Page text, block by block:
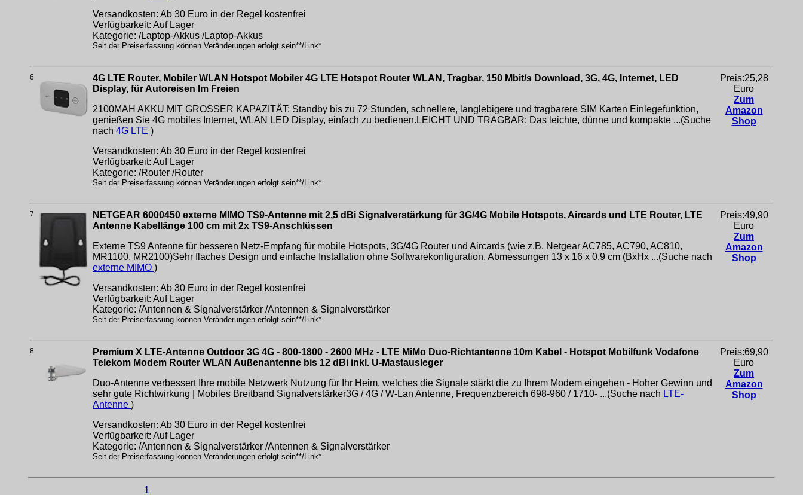
Versandkosten: Ab 30 Euro in der Regel kostenfrei
Verfügbarkeit: Auf Lager
Kategorie: /Laptop-Akkus /Laptop-Akkus
Seit der Preiserfassung können Veränderungen erfolgt sein**/Link*
6
4G LTE Router, Mobiler WLAN Hotspot Mobiler 4G LTE Hotspot Router WLAN, Tragbar, 150 Mbit/s Download, 3G, 4G, Internet, LED
Display, für Autoreisen Im Freien
2100MAH AKKU MIT GROSSER KAPAZITÄT: Standby bis zu 72 Stunden, schnellere, langlebigere und tragbarere SIM Karten Einlegefunktion,
genießen Sie 4G mobiles Internet, WLAN LED Display, einfach zu bedienen.LEICHT UND TRAGBAR: Das leichte, dünne und kompakte ...(Suche
nach 4G LTE )
Versandkosten: Ab 30 Euro in der Regel kostenfrei
Verfügbarkeit: Auf Lager
Kategorie: /Router /Router
Seit der Preiserfassung können Veränderungen erfolgt sein**/Link*
Preis:25,28
Euro
Zum
Amazon
Shop
7
NETGEAR 6000450 externe MIMO TS9-Antenne mit 2,5 dBi Signalverstärkung für 3G/4G Mobile Hotspots, Aircards und LTE Router, LTE
Antenne Kabellänge 100 cm mit 2x TS9-Anschlüssen
Externe TS9 Antenne für besseren Netz-Empfang für mobile Hotspots, 3G/4G Router und Aircards (wie z.B. Netgear AC785, AC790, AC810,
MR1100, MR2100)Sehr flaches Design und einfache Installation ohne Softwarekonfiguration, Abmessungen 13 x 16 x 0.9 cm (BxHx ...(Suche nach
externe MIMO )
Versandkosten: Ab 30 Euro in der Regel kostenfrei
Verfügbarkeit: Auf Lager
Kategorie: /Antennen & Signalverstärker /Antennen & Signalverstärker
Seit der Preiserfassung können Veränderungen erfolgt sein**/Link*
Preis:49,90
Euro
Zum
Amazon
Shop
8
Premium X LTE-Antenne Outdoor 3G 4G - 800-1800 - 2600 MHz - LTE MiMo Duo-Richtantenne 10m Kabel - Hotspot Mobilfunk Vodafone
Telekom Modem Router WLAN Außenantenne bis 12 dBi inkl. U-Mastausleger
Duo-Antenne verbessert Ihre mobile Netzwerk Nutzung für Ihr Heim, welches die Signale stärkt die zu Ihrem Modem eingehen - Hoher Gewinn und
sehr gute Richtwirkung | Mobiles Breitband Signalverstärker3G / 4G / W-Lan Antenne, Frequenzbereich 698-960 / 1710- ...(Suche nach LTE-
Antenne )
Versandkosten: Ab 30 Euro in der Regel kostenfrei
Verfügbarkeit: Auf Lager
Kategorie: /Antennen & Signalverstärker /Antennen & Signalverstärker
Seit der Preiserfassung können Veränderungen erfolgt sein**/Link*
Preis:69,90
Euro
Zum
Amazon
Shop
1